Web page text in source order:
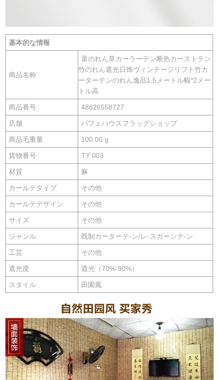
基本的な情報
商品名称
葦のれん草カーラーテン断热カーストテン
竹のれん遮光日饰ヴィンテージリフト竹カ
ーターテンのれん逸品1.5メートル幅*2メー
トル高
商品番号 48826558727
店舗 パフェハウスフラッグショップ
商品毛重量 100.00 g
貨物番号 TY 003
材質 麻
カールテタイプ その他
カールテデザイン その他
サイズ その他
ジャンル 既制カーターテ-ン/レ-スカーンテ-ン
工芸 その他
遮光度 遮光（70%-90%）
スタイル 田園風